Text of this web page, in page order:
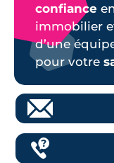
confiance
immobilier
d’une
pour votre